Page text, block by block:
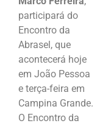
participará do
Encontro da
Abrasel, que
acontecerá hoje
em João Pessoa
e terça-feira em
Campina Grande.
O Encontro da